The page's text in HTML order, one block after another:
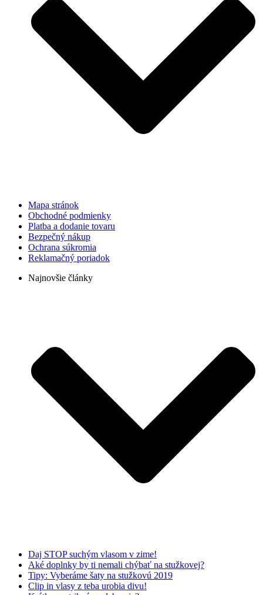
Mapa stránok
Obchodné podmienky
Platba a dodanie tovaru
Bezpečný nákup
Ochrana súkromia
Reklamačný poriadok
Najnovšie články
Daj STOP suchým vlasom v zime!
Aké doplnky by ti nemali chýbať na stužkovej?
Tipy: Vyberáme šaty na stužkovú 2019
Clip in vlasy z teba urobia divu!